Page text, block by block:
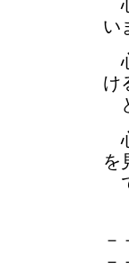
い
け
を
－
－